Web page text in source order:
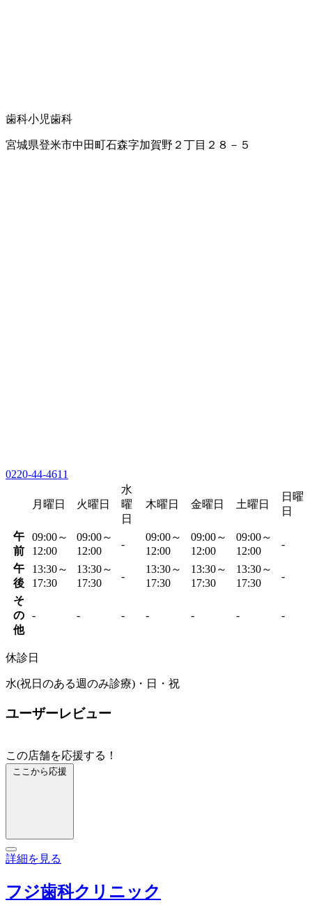
歯科小児歯科
宮城県登米市中田町石森字加賀野２丁目２８－５
0220-44-4611
月曜日 火曜日
水
曜
日
木曜日 金曜日 土曜日
日曜
日
午
前
09:00～
12:00
09:00～
12:00
-
09:00～
12:00
09:00～
12:00
09:00～
12:00
-
午
後
13:30～
17:30
13:30～
17:30
-
13:30～
17:30
13:30～
17:30
13:30～
17:30
-
そ
の
他
- - - - - - -
休診日
水(祝日のある週のみ診療)・日・祝
ユーザーレビュー
この店舗を応援する！
ここから応援
詳細を見る
フジ歯科クリニック